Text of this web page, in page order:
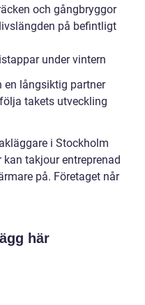
och gångbryggor
på befintligt
under vintern
en långsiktig partner
takets utveckling
i Stockholm
takjour entreprenad
på. Företaget når
här